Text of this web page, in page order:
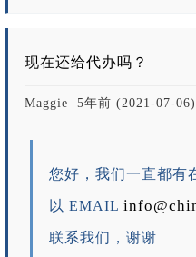
现在还给代办吗？
Maggie 5年前 (2021-07-06)
您好，我们一直都有
以 EMAIL
联系我们，谢谢